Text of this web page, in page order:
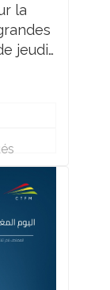
la
jeudi…